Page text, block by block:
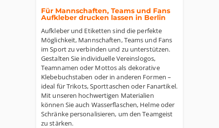
Für Mannschaften, Teams und Fans
Aufkleber drucken lassen in Berlin
Aufkleber und Etiketten sind die perfekte
Möglichkeit, Mannschaften, Teams und Fans
im Sport zu verbinden und zu unterstützen.
Gestalten Sie individuelle Vereinslogos,
Teamnamen oder Mottos als dekorative
Klebebuchstaben oder in anderen Formen –
ideal für Trikots, Sporttaschen oder Fanartikel.
Mit unseren hochwertigen Materialien
können Sie auch Wasserflaschen, Helme oder
Schränke personalisieren, um den Teamgeist
zu stärken.